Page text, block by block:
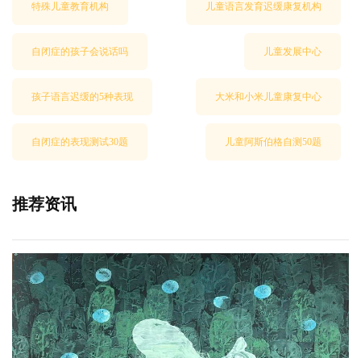
特殊儿童教育机构 儿童语言发育迟缓康复机构
自闭症的孩子会说话吗 儿童发展中心
孩子语言迟缓的5种表现 大米和小米儿童康复中心
自闭症的表现测试30题 儿童阿斯伯格自测50题
推荐资讯